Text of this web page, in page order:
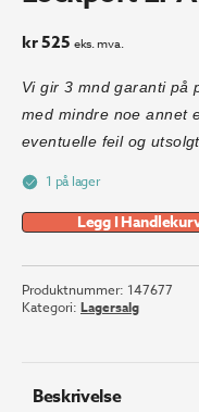
kr525 eks. mva.
Vi gir 3 mnd garanti på
med mindre noe annet
eventuelle feil og
1 på lager
Legg I
Produktnummer: 147677
Kategori: Lagersalg
Beskrivelse